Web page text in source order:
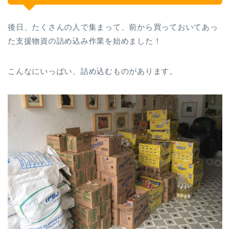
後日、たくさんの人で集まって、前から買っておいてあっ
た支援物資の詰め込み作業を始めました！
こんなにいっぱい、詰め込むものがあります。